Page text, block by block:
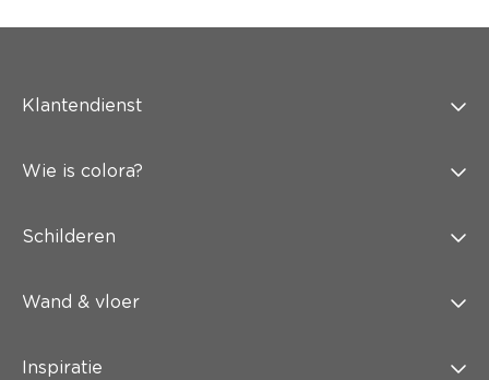
Klantendienst
Wie is colora?
Schilderen
Wand & vloer
Inspiratie